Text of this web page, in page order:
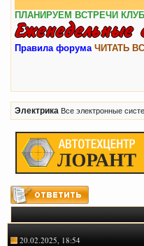
ПЛАНИРУЕМ ВСТРЕЧИ
Правила форума ЧИТАТЬ
Электрика Все электронные
20.02.2025, 18:54